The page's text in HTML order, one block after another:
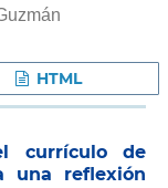
HTML
currículo de
una reflexión